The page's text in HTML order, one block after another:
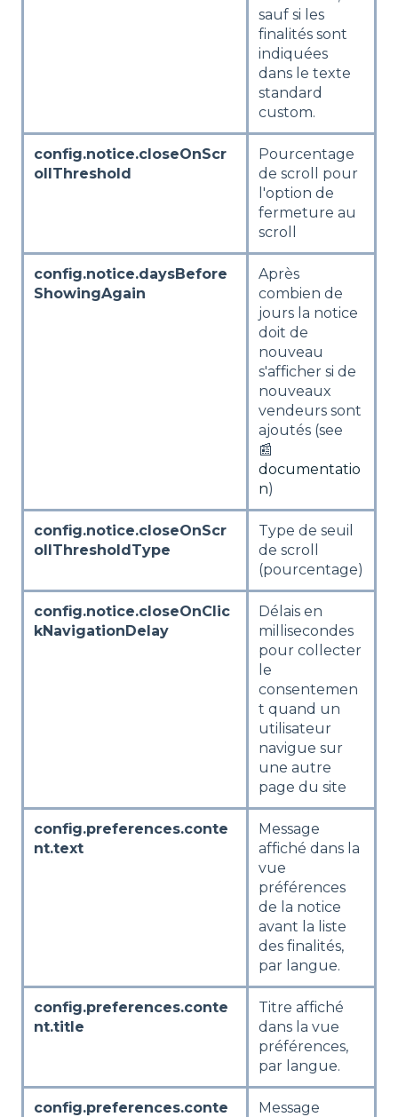
sauf si les
finalités sont
indiquées
dans le texte
standard
custom.
config.notice.closeOnScr
ollThreshold
Pourcentage
de scroll pour
l'option de
fermeture au
scroll
config.notice.daysBefore
ShowingAgain
Après
combien de
jours la notice
doit de
nouveau
s'afficher si de
nouveaux
vendeurs sont
ajoutés (see
📰
documentatio
n)
config.notice.closeOnScr
ollThresholdType
Type de seuil
de scroll
(pourcentage)
config.notice.closeOnClic
kNavigationDelay
Délais en
millisecondes
pour collecter
le
consentemen
t quand un
utilisateur
navigue sur
une autre
page du site
config.preferences.conte
nt.text
Message
affiché dans la
vue
préférences
de la notice
avant la liste
des finalités,
par langue.
config.preferences.conte
nt.title
Titre affiché
dans la vue
préférences,
par langue.
config.preferences.conte
Message